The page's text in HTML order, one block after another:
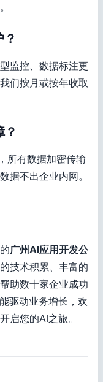
监控、数据标注更
们按月或按年收取
所有数据加密传输
据不出企业内网。
广州AI应用开发公
技术积累、丰富的
助数十家企业成功
驱动业务增长，欢
开启您的AI之旅。